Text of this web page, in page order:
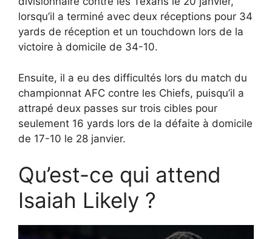
lorsqu’il a terminé avec deux réceptions pour 34
yards de réception et un touchdown lors de la
victoire à domicile de 34-10.
Ensuite, il a eu des difficultés lors du match du
championnat AFC contre les Chiefs, puisqu’il a
attrapé deux passes sur trois cibles pour
seulement 16 yards lors de la défaite à domicile
de 17-10 le 28 janvier.
Qu’est-ce qui attend
Isaiah Likely ?